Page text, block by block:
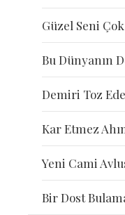
Güzel Seni
Bu Dünyanın
Demiri Toz
Kar Etmez
Yeni Cami
Bir Dost